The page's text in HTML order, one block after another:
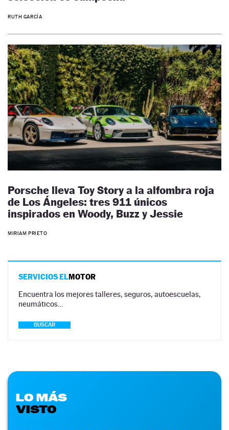
RUTH GARCÍA
Porsche lleva Toy Story a la alfombra roja
de Los Ángeles: tres 911 únicos
inspirados en Woody, Buzz y Jessie
MIRIAM PRIETO
SERVICIOS ELMOTOR
Encuentra los mejores talleres, seguros, autoescuelas,
neumáticos…
BUSCAR
LO MÁS
VISTO